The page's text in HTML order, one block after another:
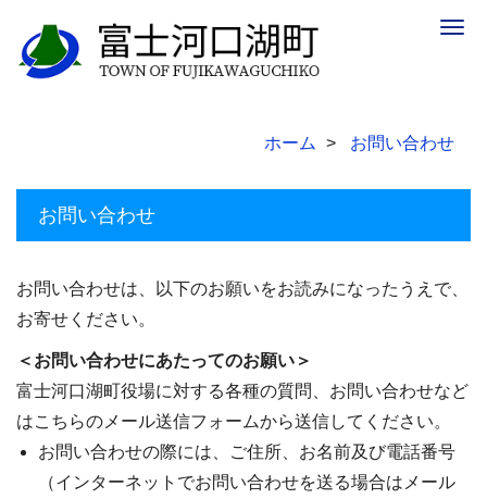
ホーム お問い合わせ
お問い合わせ
お問い合わせは、以下のお願いをお読みになったうえで、
お寄せください。
＜お問い合わせにあたってのお願い＞
富士河口湖町役場に対する各種の質問、お問い合わせなど
はこちらのメール送信フォームから送信してください。
お問い合わせの際には、ご住所、お名前及び電話番号
（インターネットでお問い合わせを送る場合はメール